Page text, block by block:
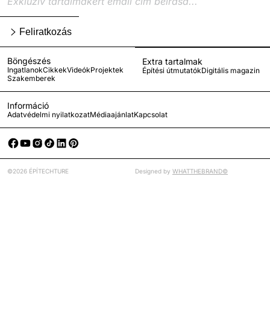
Feliratkozás
Böngészés
IngatlanokCikkekVideókProjektek
Szakemberek
Extra tartalmak
Építési útmutatókDigitális magazin
Információ
Adatvédelmi nyilatkozatMédiaajánlatKapcsolat
©2026 ÉPÍTECHTURE Designed by WHATTHEBRAND©